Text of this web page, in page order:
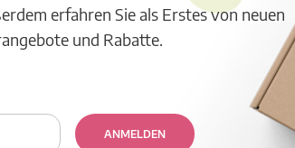
erfahren Sie als Erstes von neuen
und Rabatte.
ANMELDEN